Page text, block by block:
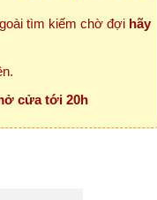
tìm kiếm chờ đợi hãy
cửa tới 20h